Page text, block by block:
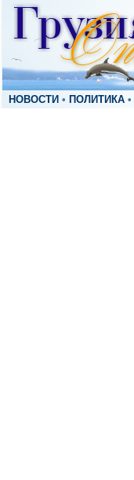
НОВОСТИ • ПОЛИТИКА •